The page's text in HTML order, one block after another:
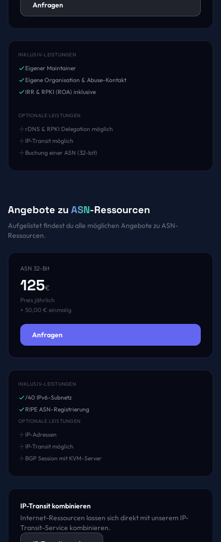
Anfragen
INKLUSIV-LEISTUNGEN
Eigener Maintainer
Eigene Organisation & Abuse-Kontakt
IRR & RPKI (ROA) inklusive
OPTIONALE LEISTUNGEN
rDNS & RPKI Delegation möglich
IP-Transit möglich
Buchung einer ASN (32-bit)
Angebote zu ASN-Ressourcen
Aufgelistet findest du alle möglichen Angebote zu ASN-
Ressourcen.
ASN 32-Bit
125€
Preis jährlich
+ 50,00 € einmalig
Anfragen
INKLUSIV-LEISTUNGEN
/40 IPv6-Subnetz
RIPE ASN-Registrierung
OPTIONALE LEISTUNGEN
IP-Adressen
IP-Transit möglich
BGP Session mit KVM-Server
IP-Transit kombinieren
Internet-Ressourcen lassen sich direkt mit unserem IP-
Transit-Service kombinieren.